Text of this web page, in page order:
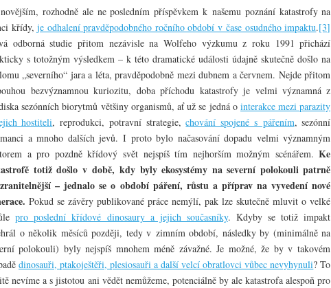
rozhodně ale ne posledním příspěvkem k našemu poznání katastrofy na
křídy,je odhalení pravděpodobného ročního období v čase osudného impaktu.[3]
odborná studie přitom nezávisle na Wolfeho výzkumu z roku 1991 přichází
s totožným výsledkem – k této dramatické události údajně skutečně došlo na
„severního“ jara a léta, pravděpodobně mezi dubnem a červnem. Nejde přitom
bezvýznamnou kuriozitu, doba příchodu katastrofy je velmi významná z
sezónních biorytmů většiny organismů, ať už se jedná ointerakce mezi parazity
hostiteli, reprodukci, potravní strategie,chování spojené s pářením, sezónní
a mnoho dalších jevů. I proto bylo načasování dopadu velmi významným
a pro pozdně křídový svět nejspíš tím nejhorším možným scénářem.Ke
totiž došlo v době, kdy byly ekosystémy na severní polokouli patrně
– jednalo se o období páření, růstu a příprav na vyvedení nové
Pokud se závěry publikované práce nemýlí, pak lze skutečně mluvit o velké
pro poslední křídové dinosaury a jejich současníky. Kdyby se totiž impakt
o několik měsíců později, tedy v zimním období, následky by (minimálně na
polokouli) byly nejspíš mnohem méně závažné. Je možné, že by v takovém
dinosauři, ptakoještěři, plesiosauři a další velcí obratlovci vůbec nevyhynuli? To
nevíme a s jistotou ani vědět nemůžeme, potenciálně by ale katastrofa alespoň pro